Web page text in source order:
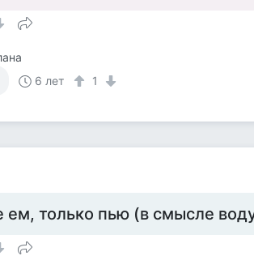
6 лет
1
ем, только пью (в смысле